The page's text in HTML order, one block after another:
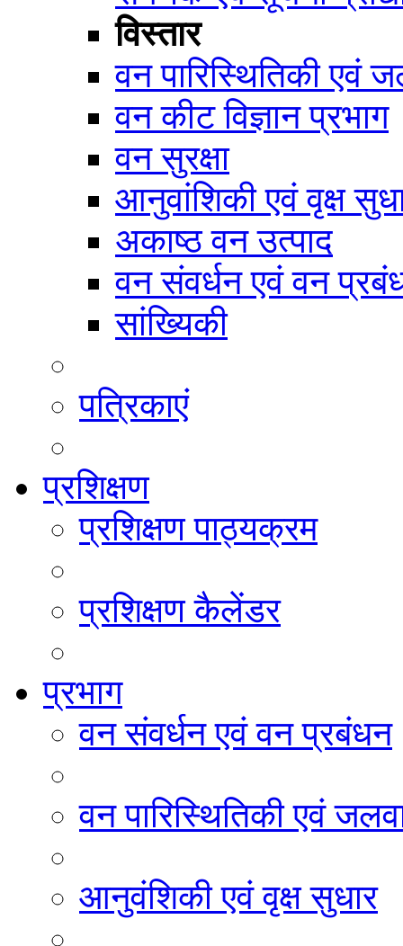
विस्तार
वन पारिस्थितिकी एवं
वन कीट विज्ञान प्रभाग
वन सुरक्षा
आनुवांशिकी एवं वृक्ष
अकाष्ठ वन उत्पाद
वन संवर्धन एवं वन
सांख्यिकी
पत्रिकाएं
प्रशिक्षण
प्रशिक्षण पाठ्यक्रम
प्रशिक्षण कैलेंडर
प्रभाग
वन संवर्धन एवं वन प्रबंधन
वन पारिस्थितिकी एवं
आनुवंशिकी एवं वृक्ष सुधार